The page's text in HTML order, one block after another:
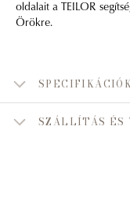
oldalait a TEILOR
Örökre.
SZÁLLÍTÁS ÉS